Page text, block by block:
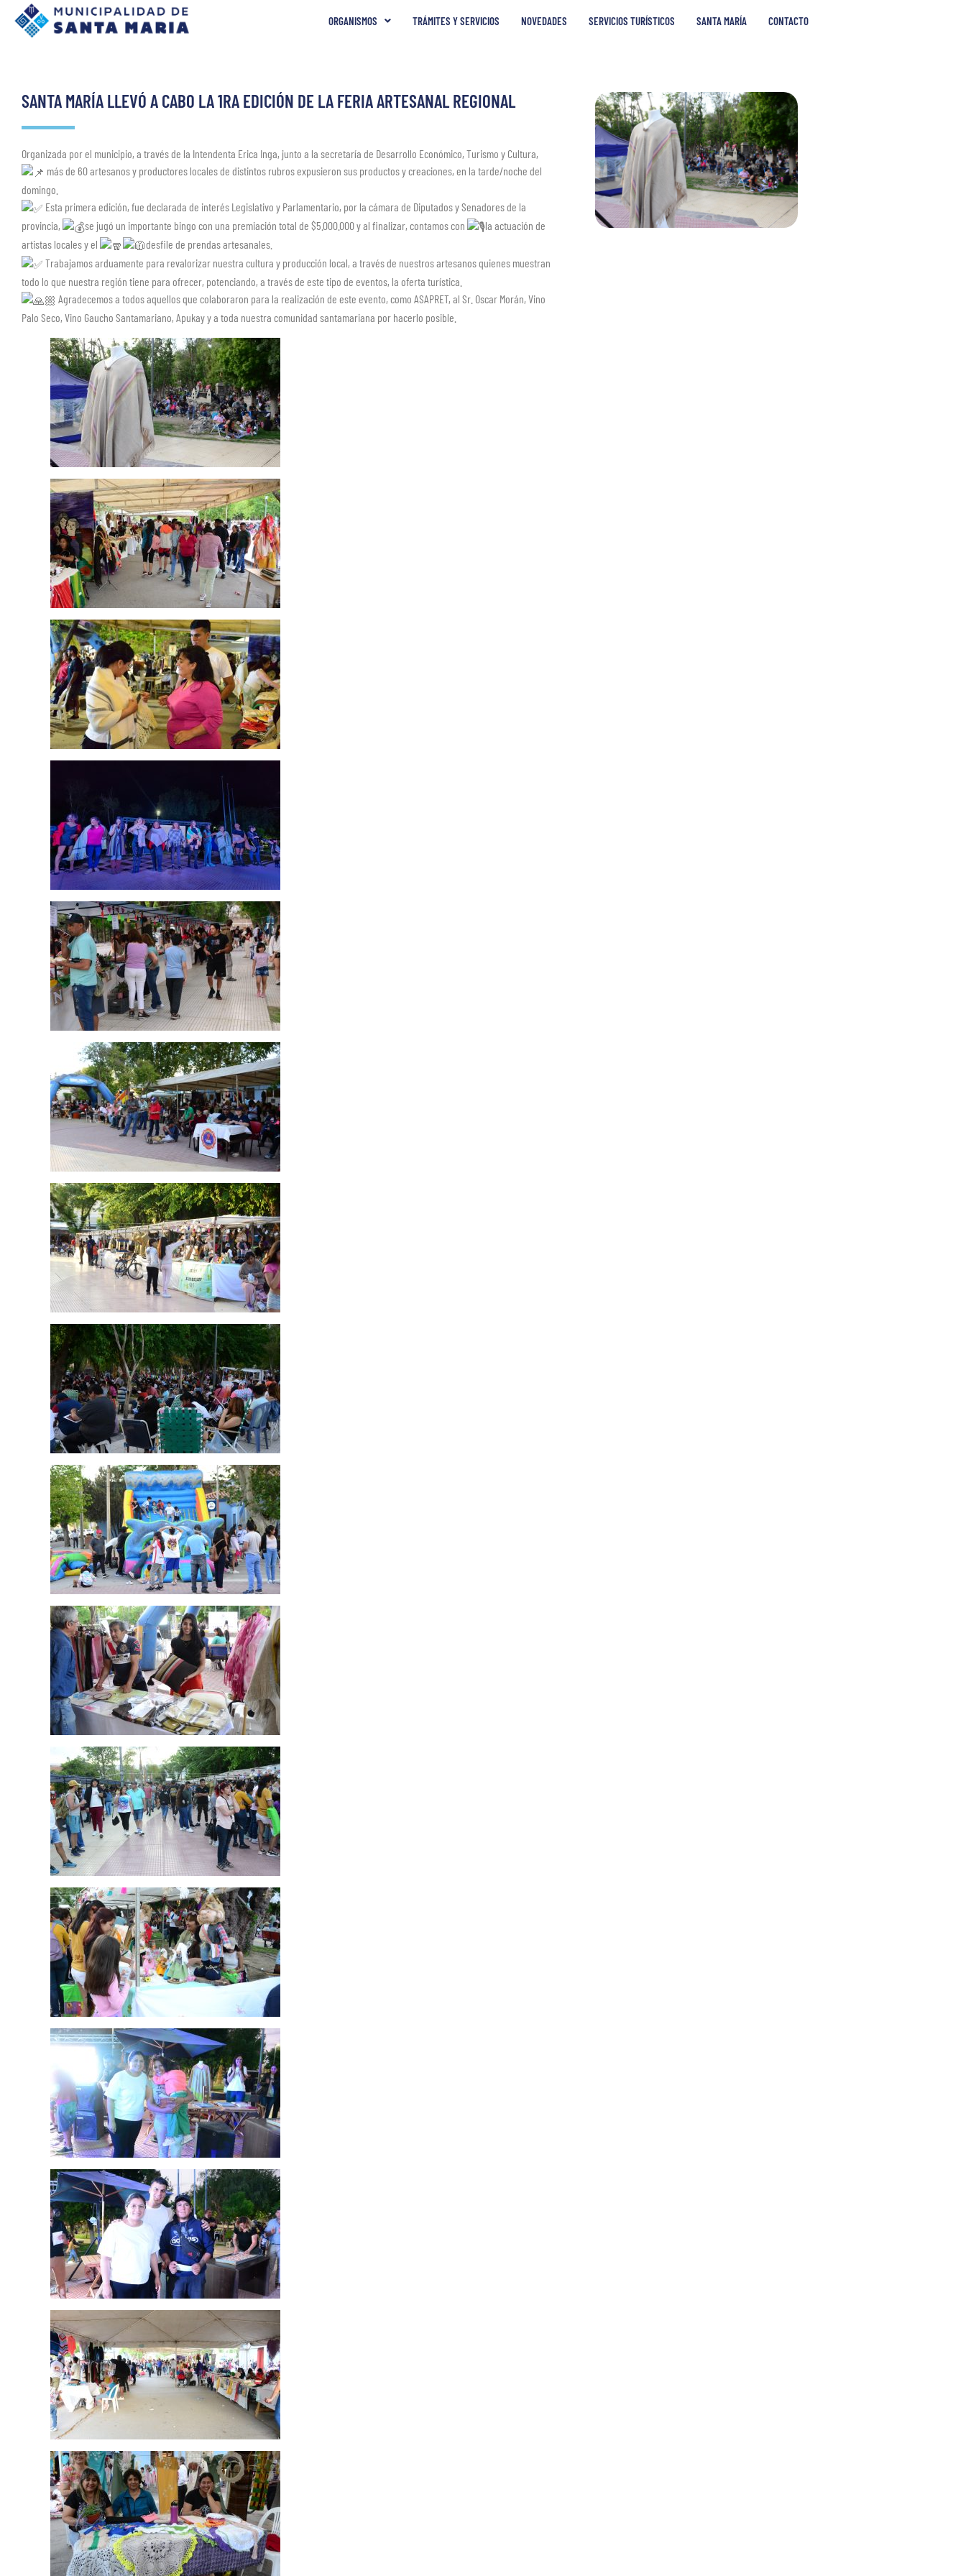
ORGANISMOS TRÁMITES Y SERVICIOS NOVEDADES SERVICIOS TURÍSTICOS SANTA MARÍA CONTACTO
SANTA MARÍA LLEVÓ A CABO LA 1RA EDICIÓN DE LA FERIA ARTESANAL REGIONAL
Organizada por el municipio, a través de la Intendenta Erica Inga, junto a la secretaría de Desarrollo Económico, Turismo y Cultura,
más de 60 artesanos y productores locales de distintos rubros expusieron sus productos y creaciones, en la tarde/noche del
domingo.
Esta primera edición, fue declarada de interés Legislativo y Parlamentario, por la cámara de Diputados y Senadores de la
provincia,
se jugó un importante bingo con una premiación total de $5.000.000 y al finalizar, contamos con
la actuación de
artistas locales y el
desfile de prendas artesanales.
Trabajamos arduamente para revalorizar nuestra cultura y producción local, a través de nuestros artesanos quienes muestran
todo lo que nuestra región tiene para ofrecer, potenciando, a través de este tipo de eventos, la oferta turística.
Agradecemos a todos aquellos que colaboraron para la realización de este evento, como ASAPRET, al Sr. Oscar Morán, Vino
Palo Seco, Vino Gaucho Santamariano, Apukay y a toda nuestra comunidad santamariana por hacerlo posible.